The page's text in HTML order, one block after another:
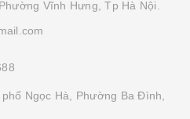
Vĩnh Hưng, Tp Hà Nội.
Ngọc Hà, Phường Ba Đình,